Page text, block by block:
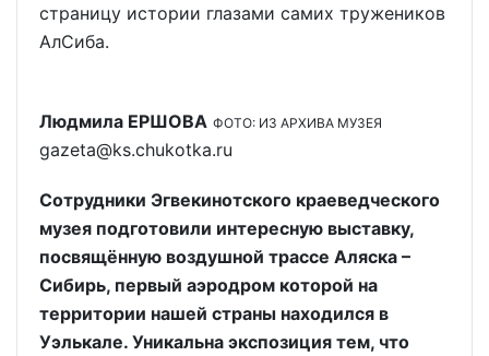
страницу истории глазами самих тружеников
АлСиба.
Людмила ЕРШОВА ФОТО: ИЗ АРХИВА МУЗЕЯ
gazeta@ks.chukotka.ru
Сотрудники Эгвекинотского краеведческого
музея подготовили интересную выставку,
посвящённую воздушной трассе Аляска –
Сибирь, первый аэродром которой на
территории нашей страны находился в
Уэлькале. Уникальна экспозиция тем, что